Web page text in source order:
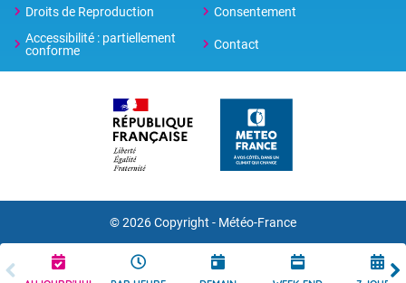
Droits de Reproduction
Consentement
Accessibilité : partiellement
conforme
Contact
© 2026 Copyright - Météo-France